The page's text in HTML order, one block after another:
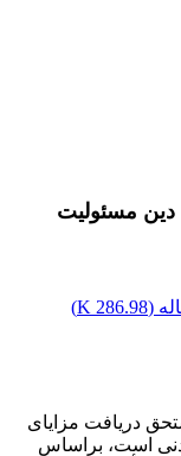
دین مسئولیت
(
286.98 K
)
دریافت مزایای
است، براساس